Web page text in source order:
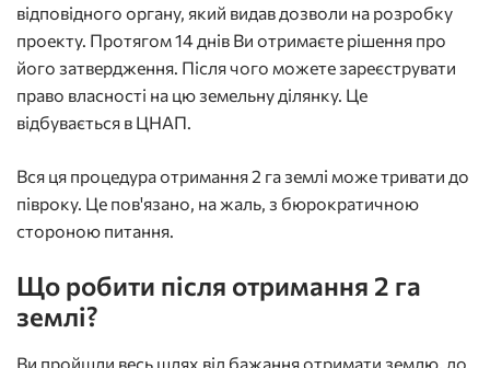
відповідного органу, який видав дозволи на розробку
проекту. Протягом 14 днів Ви отримаєте рішення про
його затвердження. Після чого можете зареєструвати
право власності на цю земельну ділянку. Це
відбувається в ЦНАП.
Вся ця процедура отримання 2 га землі може тривати до
півроку. Це пов'язано, на жаль, з бюрократичною
стороною питання.
Що робити після отримання 2 га
землі?
Ви пройшли весь шлях від бажання отримати землю, до